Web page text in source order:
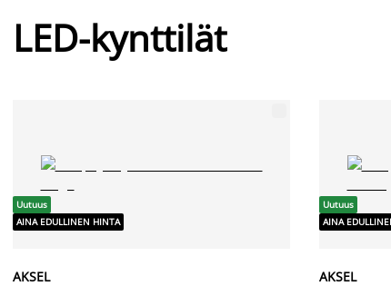
LED-kynttilät
Uutuus
AINA EDULLINEN HINTA
AKSEL
Uutuus
AINA
AKSEL